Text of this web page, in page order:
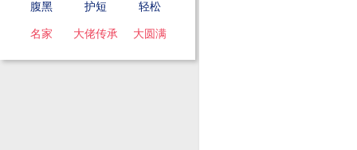
腹黑 护短 轻松
名家 大佬传承 大圆满